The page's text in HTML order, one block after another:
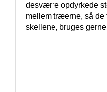
desværre opdyrkede
mellem træerne, så de
skellene, bruges